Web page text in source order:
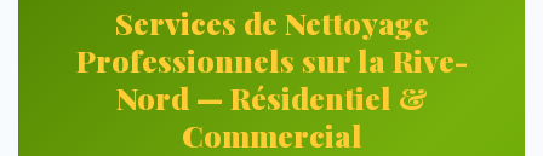
Services de Nettoyage
Professionnels sur la Rive-
Nord — Résidentiel &
Commercial